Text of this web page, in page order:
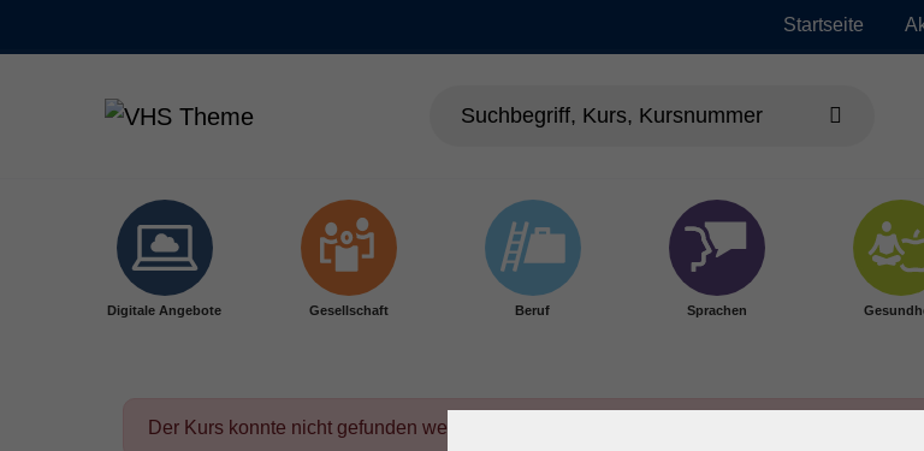
Startseite
Digitale Angebote Gesellschaft Beruf Sprachen
Der Kurs konnte nicht gefunden werden.